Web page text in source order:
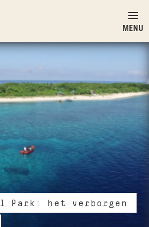
MENU
Park: het verborgen